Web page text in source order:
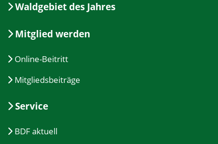
Waldgebiet des Jahres
Mitglied werden
Online-Beitritt
Mitgliedsbeiträge
Service
BDF aktuell